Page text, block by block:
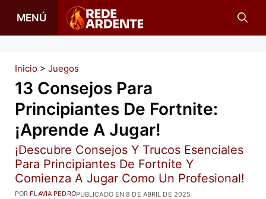
MENÚ
Inicio > Juegos
13 Consejos Para
Principiantes De Fortnite:
¡aprende A Jugar!
¡Descubre Consejos Y Trucos Esenciales
Para Principiantes De Fortnite Y
Comienza A Jugar Como Un Profesional!
PUBLICADO EN:8 DE ABRIL DE 2025
POR FLAVIA PEDRO